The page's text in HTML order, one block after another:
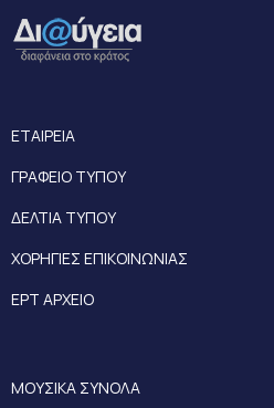
ΕΤΑΙΡΕΙΑ
ΓΡΑΦΕΙΟ ΤΥΠΟΥ
ΔΕΛΤΙΑ ΤΥΠΟΥ
ΧΟΡΗΓΙΕΣ ΕΠΙΚΟΙΝΩΝΙΑΣ
ΕΡΤ ΑΡΧΕΙΟ
ΜΟΥΣΙΚΑ ΣΥΝΟΛΑ